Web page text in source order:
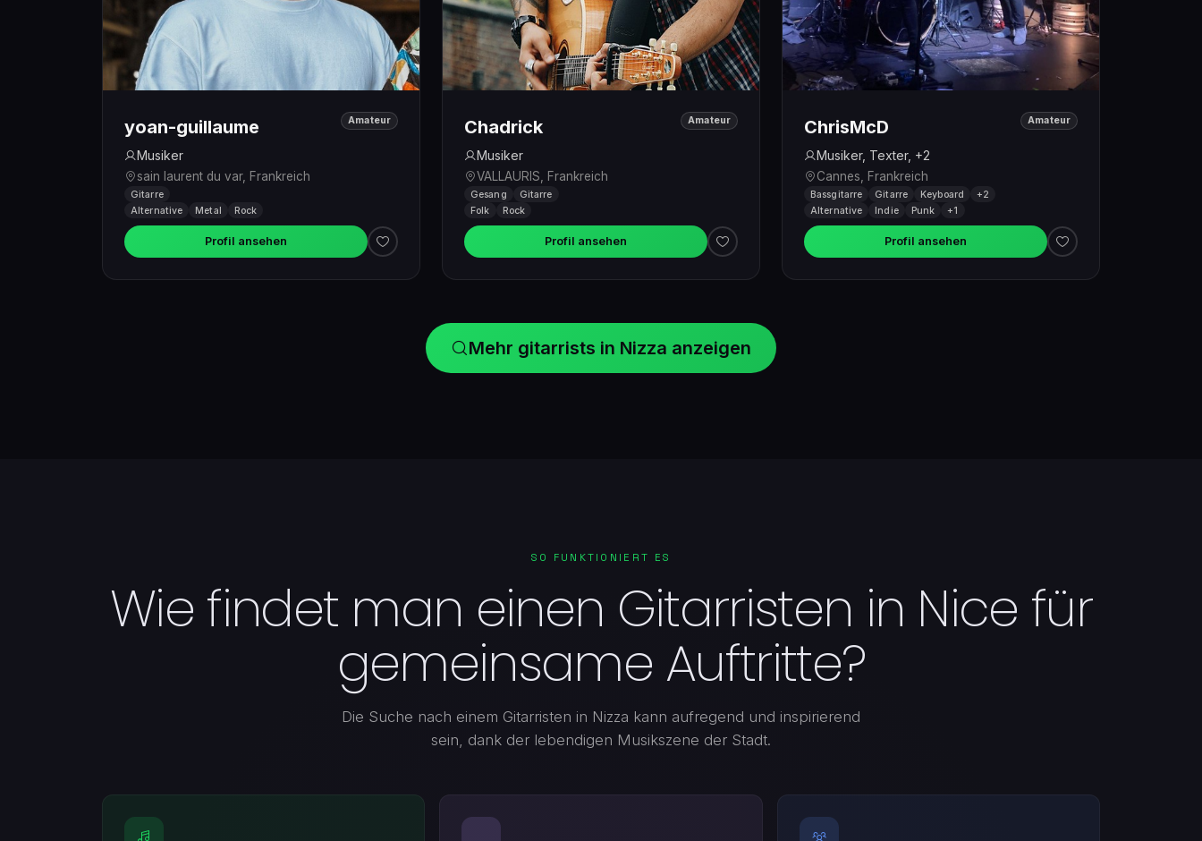
yoan-guillaume
Musiker
sain laurent du var, Frankreich
Amateur
Gitarre
Alternative
Metal Rock
Profil ansehen
Chadrick
Musiker
VALLAURIS, Frankreich
Amateur
Gesang
Gitarre
Folk
Rock
Profil ansehen
ChrisMcD
Musiker, Texter, +2
Cannes, Frankreich
Amateur
Bassgitarre Gitarre Keyboard
+2
Alternative
Indie Punk +1
Profil ansehen
Mehr gitarrists in Nizza anzeigen
SO FUNKTIONIERT ES
Wie findet man einen Gitarristen in Nice für
gemeinsame Auftritte?
Die Suche nach einem Gitarristen in Nizza kann aufregend und inspirierend
sein, dank der lebendigen Musikszene der Stadt.